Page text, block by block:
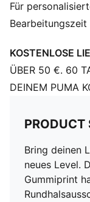
Für
KOSTENLOSE
ÜBER 50 €. 60
DEINEM PUMA
PRODUCT
Bring deinen
neues Level.
Gummiprint